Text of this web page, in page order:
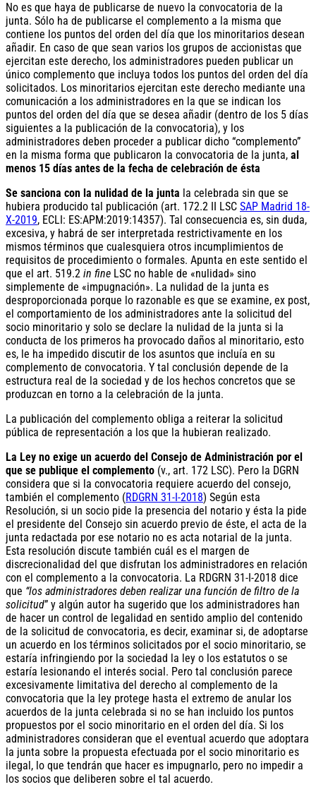
No es que haya de publicarse de nuevo la convocatoria de la
junta. Sólo ha de publicarse el complemento a la misma que
contiene los puntos del orden del día que los minoritarios desean
añadir. En caso de que sean varios los grupos de accionistas que
ejercitan este derecho, los administradores pueden publicar un
único complemento que incluya todos los puntos del orden del día
solicitados. Los minoritarios ejercitan este derecho mediante una
comunicación a los administradores en la que se indican los
puntos del orden del día que se desea añadir (dentro de los 5 días
siguientes a la publicación de la convocatoria), y los
administradores deben proceder a publicar dicho “complemento”
en la misma forma que publicaron la convocatoria de la junta, al
menos 15 días antes de la fecha de celebración de ésta
Se sanciona con la nulidad de la junta la celebrada sin que se
hubiera producido tal publicación (art. 172.2 II LSC SAP Madrid 18-
X-2019, ECLI: ES:APM:2019:14357). Tal consecuencia es, sin duda,
excesiva, y habrá de ser interpretada restrictivamente en los
mismos términos que cualesquiera otros incumplimientos de
requisitos de procedimiento o formales. Apunta en este sentido el
que el art. 519.2 in fine LSC no hable de «nulidad» sino
simplemente de «impugnación». La nulidad de la junta es
desproporcionada porque lo razonable es que se examine, ex post,
el comportamiento de los administradores ante la solicitud del
socio minoritario y solo se declare la nulidad de la junta si la
conducta de los primeros ha provocado daños al minoritario, esto
es, le ha impedido discutir de los asuntos que incluía en su
complemento de convocatoria. Y tal conclusión depende de la
estructura real de la sociedad y de los hechos concretos que se
produzcan en torno a la celebración de la junta.
La publicación del complemento obliga a reiterar la solicitud
pública de representación a los que la hubieran realizado.
La Ley no exige un acuerdo del Consejo de Administración por el
que se publique el complemento (v., art. 172 LSC). Pero la DGRN
considera que si la convocatoria requiere acuerdo del consejo,
también el complemento (RDGRN 31-I-2018) Según esta
Resolución, si un socio pide la presencia del notario y ésta la pide
el presidente del Consejo sin acuerdo previo de éste, el acta de la
junta redactada por ese notario no es acta notarial de la junta.
Esta resolución discute también cuál es el margen de
discrecionalidad del que disfrutan los administradores en relación
con el complemento a la convocatoria. La RDGRN 31-I-2018 dice
que “los administradores deben realizar una función de filtro de la
solicitud” y algún autor ha sugerido que los administradores han
de hacer un control de legalidad en sentido amplio del contenido
de la solicitud de convocatoria, es decir, examinar si, de adoptarse
un acuerdo en los términos solicitados por el socio minoritario, se
estaría infringiendo por la sociedad la ley o los estatutos o se
estaría lesionando el interés social. Pero tal conclusión parece
excesivamente limitativa del derecho al complemento de la
convocatoria que la ley protege hasta el extremo de anular los
acuerdos de la junta celebrada si no se han incluido los puntos
propuestos por el socio minoritario en el orden del día. Si los
administradores consideran que el eventual acuerdo que adoptara
la junta sobre la propuesta efectuada por el socio minoritario es
ilegal, lo que tendrán que hacer es impugnarlo, pero no impedir a
los socios que deliberen sobre el tal acuerdo.